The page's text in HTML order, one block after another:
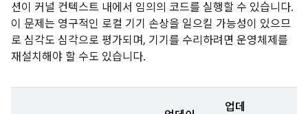
션이 커널 컨텍스트 내에서 임의의 코드를 실행할 수 있습니다.
이 문제는 영구적인 로컬 기기 손상을 일으킬 가능성이 있으므
로 심각도 심각으로 평가되며, 기기를 수리하려면 운영체제를
재설치해야 할 수도 있습니다.
업데